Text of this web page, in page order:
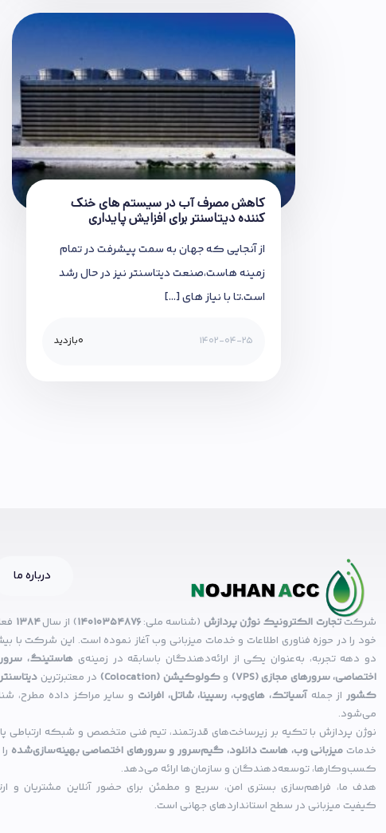
کاهش مصرف آب در سیستم های خنک
کننده دیتاسنتر برای افزایش پایداری
از آنجایی که جهان به سمت پیشرفت در تمام
زمینه هاست،صنعت دیتاسنتر نیز در حال رشد
است.تا با نیاز های […]
1402-04-25
0بازدید
درباره ما
شرکتتجارت الکترونیک نوژن پردازش (شناسه ملی:14010354876) از سال۱۳۸۴
خود را در حوزه فناوری اطلاعات و خدمات میزبانی وب آغاز نموده است. این شرکت با
دو دهه تجربه، به‌عنوان یکی از ارائه‌دهندگان باسابقه در زمینه‌ی هاستینگ،
اختصاصی، سرورهای مجازی (VPS)
وکولوکیشن (Colocation) در معتبرترین
کشوراز جملهآسیاتک، های‌وب، رسپینا، شاتل، افرانت و سایر مراکز داده مطرح،
می‌شود.
نوژن پردازش با تکیه بر زیرساخت‌های قدرتمند، تیم فنی متخصص و شبکه ارتباطی
خدمات میزبانی وب، هاست دانلود، گیم‌سرور و سرورهای اختصاصی بهینه‌سازی‌شده
کسب‌وکارها، توسعه‌دهندگان و سازمان‌ها ارائه می‌دهد.
هدف ما، فراهم‌سازی بستری امن، سریع و مطمئن برای حضور آنلاین مشتریان و
کیفیت میزبانی در سطح استانداردهای جهانی است.